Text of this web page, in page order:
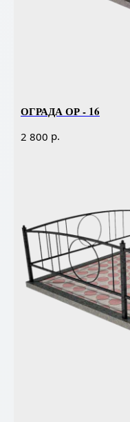
ОГРАДА ОР - 16
2 800 р.